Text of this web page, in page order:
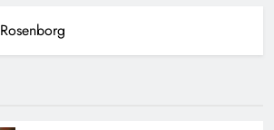
Rosenborg